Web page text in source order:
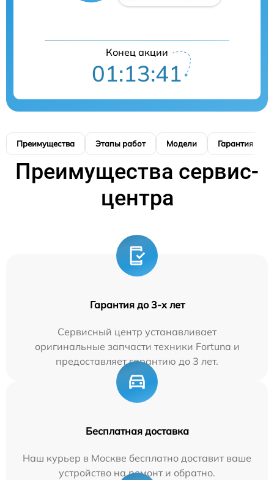
Конец акции
01:13:41
Преимущества Этапы работ Модели Гарантия
Преимущества сервис-
центра
Гарантия до 3-х лет
Сервисный центр устанавливает
оригинальные запчасти техники Fortuna и
предоставляет гарантию до 3 лет.
Бесплатная доставка
Наш курьер в Москве бесплатно доставит ваше
устройство на ремонт и обратно.